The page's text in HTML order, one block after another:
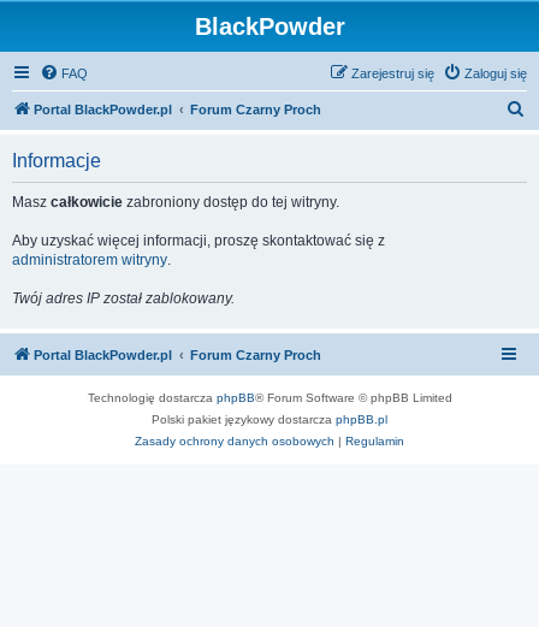
BlackPowder
FAQ Zaloguj się
Zarejestruj się
Portal BlackPowder.pl Forum Czarny Proch
Informacje
Masz całkowicie zabroniony dostęp do tej witryny.
Aby uzyskać więcej informacji, proszę skontaktować się z
administratorem witryny.
Twój adres IP został zablokowany.
Portal BlackPowder.pl Forum Czarny Proch
Technologię dostarcza phpBB® Forum Software © phpBB Limited
Polski pakiet językowy dostarcza phpBB.pl
Zasady ochrony danych osobowych | Regulamin